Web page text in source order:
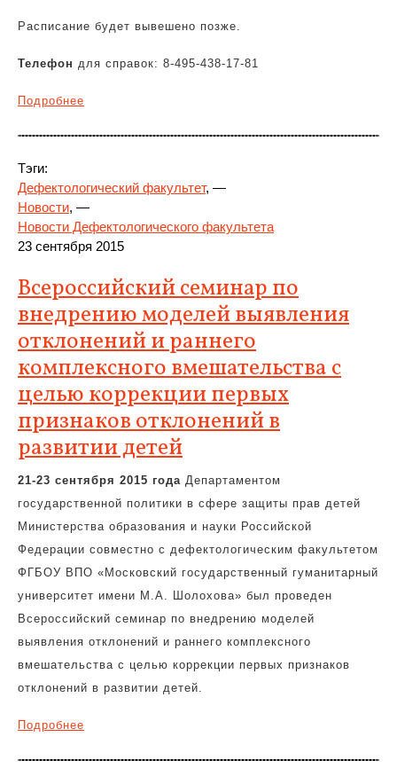
Расписание будет вывешено позже.
Телефон для справок: 8-495-438-17-81
Подробнее
Тэги:
Дефектологический факультет, —
Новости, —
Новости Дефектологического факультета
23 сентября 2015
Всероссийский семинар по
внедрению моделей выявления
отклонений и раннего
комплексного вмешательства с
целью коррекции первых
признаков отклонений в
развитии детей
21-23 сентября 2015 года Департаментом
государственной политики в сфере защиты прав детей
Министерства образования и науки Российской
Федерации совместно с дефектологическим факультетом
ФГБОУ ВПО «Московский государственный гуманитарный
университет имени М.А. Шолохова» был проведен
Всероссийский семинар по внедрению моделей
выявления отклонений и раннего комплексного
вмешательства с целью коррекции первых признаков
отклонений в развитии детей.
Подробнее